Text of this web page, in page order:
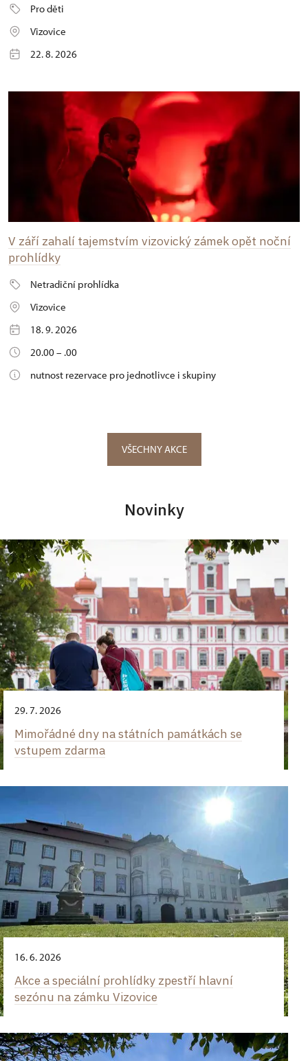
Pro děti
Vizovice
22. 8. 2026
V září zahalí tajemstvím vizovický zámek opět noční
prohlídky
Netradiční prohlídka
Vizovice
18. 9. 2026
20.00 – .00
nutnost rezervace pro jednotlivce i skupiny
VŠECHNY AKCE
Novinky
29. 7. 2026
Mimořádné dny na státních památkách se
vstupem zdarma
16. 6. 2026
Akce a speciální prohlídky zpestří hlavní
sezónu na zámku Vizovice